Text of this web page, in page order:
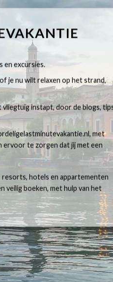
en excursies.
je nu wilt relaxen op het strand,
instapt, door de blogs,
met
ervoor te zorgen dat jij met een
resorts, hotels en appartementen
veilig boeken, met hulp van het